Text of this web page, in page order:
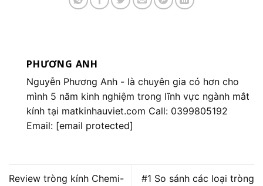
PHƯƠNG ANH
Nguyễn Phương Anh - là chuyên gia có hơn cho
mình 5 năm kinh nghiệm trong lĩnh vực ngành mắt
kính tại matkinhauviet.com Call: 0399805192
Email: [email protected]
Review tròng kính Chemi-
#1 So sánh các loại tròng